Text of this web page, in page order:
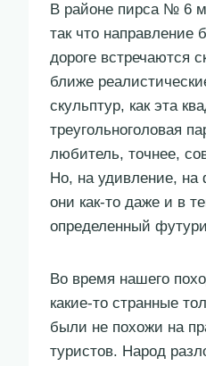
В районе пирса № 6
так что
дороге встречаются
ближе
скульптур, как эта
треугольноголовая
любитель, точнее,
Но, на удивление, на
они как-то даже и в
определенный
Во время нашего
какие-то странные
были не похожи на
туристов. Народ